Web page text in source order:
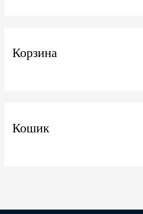
Корзина
Кошик